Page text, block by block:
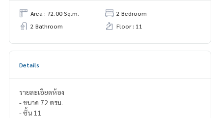
Area : 72.00 Sq.m.
2 Bedroom
2 Bathroom
Floor : 11
Details
รายละเอียดห้อง
- ขนาด 72 ตรม.
- ชั้น 11